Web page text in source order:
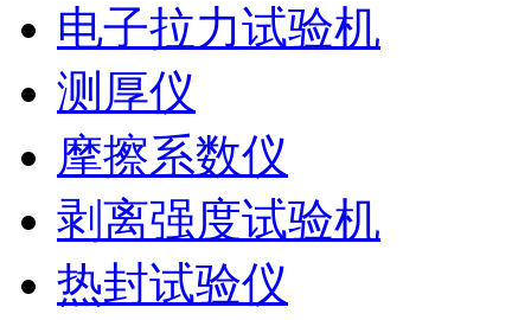
电子拉力试验机
测厚仪
摩擦系数仪
剥离强度试验机
热封试验仪